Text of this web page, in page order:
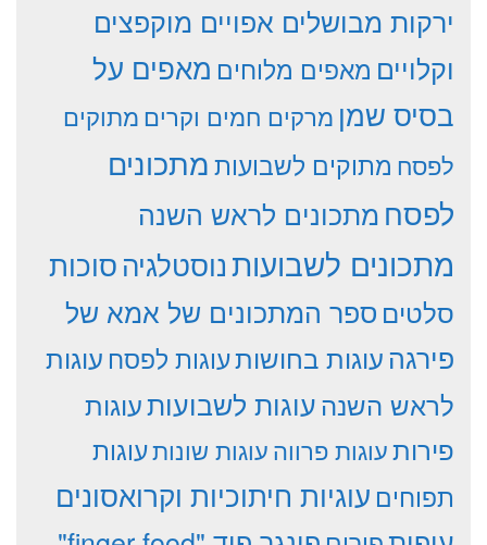
ירקות מבושלים אפויים מוקפצים
וקלויים מאפים מלוחים מאפים על
בסיס שמן מרקים חמים וקריםמתוקים
לפסח מתוקים לשבועותמתכונים
לפסח מתכונים לראש השנה
מתכונים לשבועותנוסטלגיהסוכות
סלטים ספר המתכונים של אמא של
פירגהעוגות בחושותעוגות לפסח עוגות
לראש השנהעוגות לשבועותעוגות
פירותעוגות פרווהעוגות שונותעוגות
תפוחים עוגיות חיתוכיות וקרואסונים